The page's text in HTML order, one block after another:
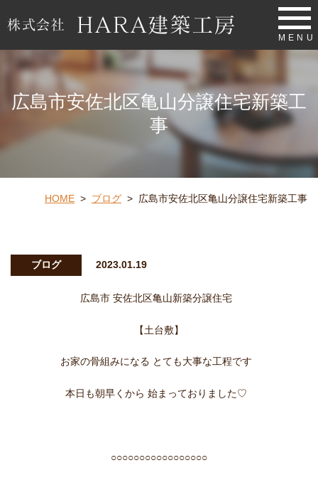
MENU
広島市安佐北区亀山分譲住宅新築工
事
HOME > ブログ > 広島市安佐北区亀山分譲住宅新築工事
ブログ 2023.01.19
広島市 安佐北区亀山新築分譲住宅
【土台敷】
お家の骨組みになる とても大事な工程です
本日も朝早くから 始まっておりました♡
○○○○○○○○○○○○○○○○○